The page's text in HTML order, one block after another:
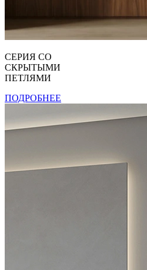
СЕРИЯ СО
СКРЫТЫМИ
ПЕТЛЯМИ
ПОДРОБНЕЕ